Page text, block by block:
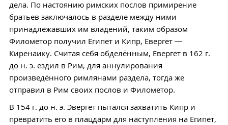
дела. По настоянию римских послов примирение
братьев заключалось в разделе между ними
принадлежавших им владений, таким образом
Филометор получил Египет и Кипр, Евергет —
Киренаику. Считая себя обделённым, Евергет в 162 г.
до н. э. ездил в Рим, для аннулирования
произведённого римлянами раздела, тогда же
отправил в Рим своих послов и Филометор.
В 154 г. до н. э. Эвергет пытался захватить Кипр и
превратить его в плацдарм для наступления на Египет,